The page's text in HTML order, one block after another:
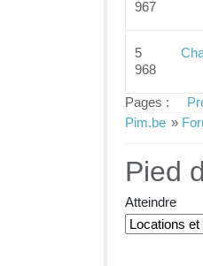
967
5
968
Pages :
Pim.be »
Pied
Atteindre